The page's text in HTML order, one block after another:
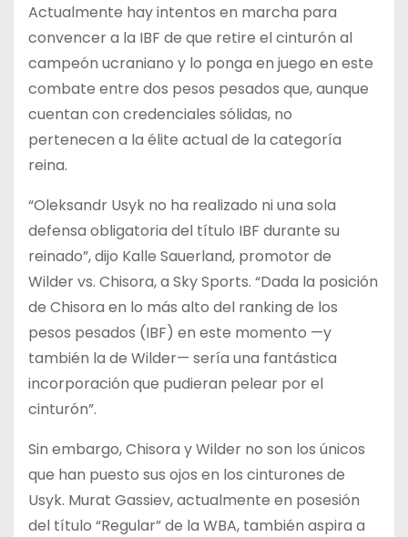
Actualmente hay intentos en marcha para
convencer a la IBF de que retire el cinturón al
campeón ucraniano y lo ponga en juego en este
combate entre dos pesos pesados que, aunque
cuentan con credenciales sólidas, no
pertenecen a la élite actual de la categoría
reina.
“Oleksandr Usyk no ha realizado ni una sola
defensa obligatoria del título IBF durante su
reinado”, dijo Kalle Sauerland, promotor de
Wilder vs. Chisora, a Sky Sports. “Dada la posición
de Chisora en lo más alto del ranking de los
pesos pesados (IBF) en este momento —y
también la de Wilder— sería una fantástica
incorporación que pudieran pelear por el
cinturón”.
Sin embargo, Chisora y Wilder no son los únicos
que han puesto sus ojos en los cinturones de
Usyk. Murat Gassiev, actualmente en posesión
del título “Regular” de la WBA, también aspira a